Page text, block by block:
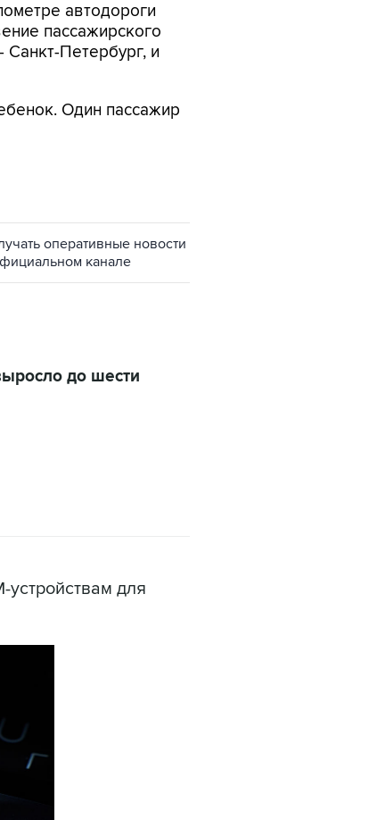
автодороги
пассажирского
Петербург, и
Один пассажир
оперативные новости
канале
до шести
для